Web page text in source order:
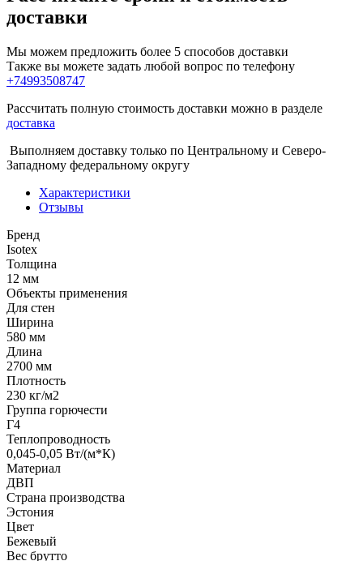
доставки
Мы можем предложить более 5 способов доставки
Также вы можете задать любой вопрос по телефону
+74993508747
Рассчитать полную стоимость доставки можно в разделе
доставка
Выполняем доставку только по Центральному и Северо-
Западному федеральному округу
Характеристики
Отзывы
Бренд
Isotex
Толщина
12 мм
Объекты применения
Для стен
Ширина
580 мм
Длина
2700 мм
Плотность
230 кг/м2
Группа горючести
Г4
Теплопроводность
0,045-0,05 Вт/(м*К)
Материал
ДВП
Страна производства
Эстония
Цвет
Бежевый
Вес брутто